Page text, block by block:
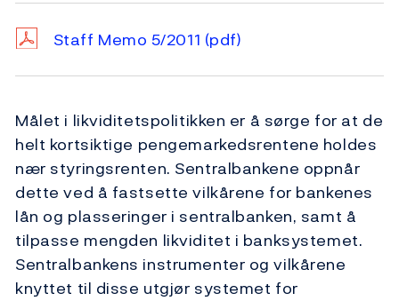
Staff Memo 5/2011 (pdf)
Målet i likviditetspolitikken er å sørge for at de
helt kortsiktige pengemarkedsrentene holdes
nær styringsrenten. Sentralbankene oppnår
dette ved å fastsette vilkårene for bankenes
lån og plasseringer i sentralbanken, samt å
tilpasse mengden likviditet i banksystemet.
Sentralbankens instrumenter og vilkårene
knyttet til disse utgjør systemet for